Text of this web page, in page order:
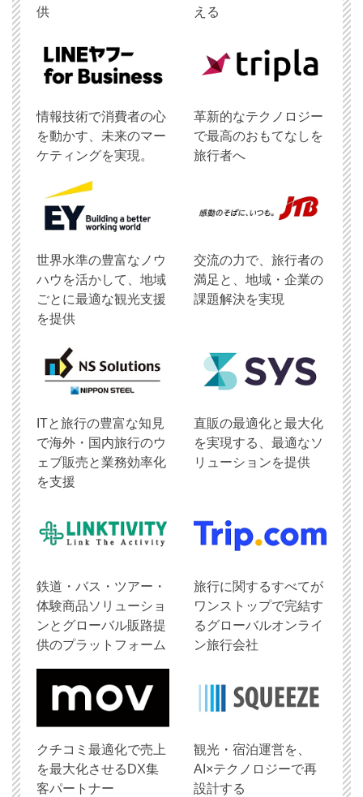
供 える
情報技術で消費者の心
を動かす、未来のマー
ケティングを実現。
革新的なテクノロジー
で最高のおもてなしを
旅行者へ
世界水準の豊富なノウ
ハウを活かして、地域
ごとに最適な観光支援
を提供
交流の力で、旅行者の
満足と、地域・企業の
課題解決を実現
ITと旅行の豊富な知見
で海外・国内旅行のウ
ェブ販売と業務効率化
を支援
直販の最適化と最大化
を実現する、最適なソ
リューションを提供
鉄道・バス・ツアー・
体験商品ソリューショ
ンとグローバル販路提
供のプラットフォーム
旅行に関するすべてが
ワンストップで完結す
るグローバルオンライ
ン旅行会社
クチコミ最適化で売上
を最大化させるDX集
客パートナー
観光・宿泊運営を、
AI×テクノロジーで再
設計する